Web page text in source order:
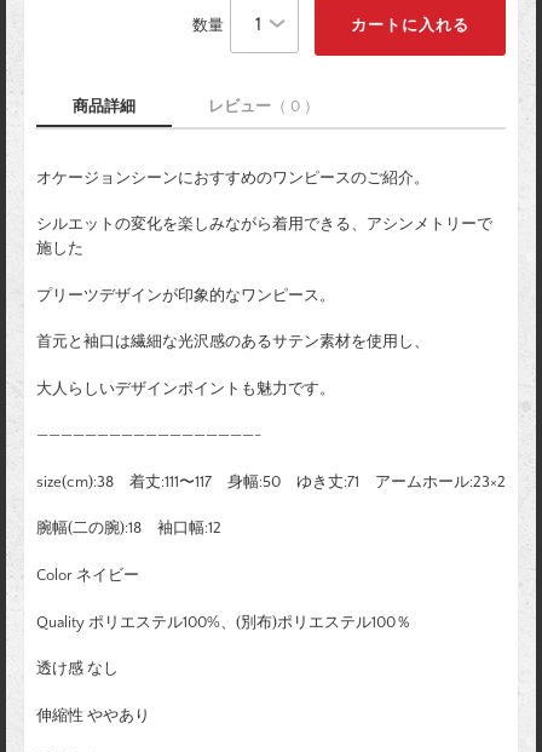
数量
商品詳細 レビュー （ 0 ）
オケージョンシーンにおすすめのワンピースのご紹介。
シルエットの変化を楽しみながら着用できる、アシンメトリーで
施した
プリーツデザインが印象的なワンピース。
首元と袖口は繊細な光沢感のあるサテン素材を使用し、
大人らしいデザインポイントも魅力です。
——————————————————-
size(cm):38 着丈:111〜117 身幅:50 ゆき丈:71 アームホール:23×2
腕幅(二の腕):18 袖口幅:12
Color ネイビー
Quality ポリエステル100%、(別布)ポリエステル100％
透け感 なし
伸縮性 ややあり